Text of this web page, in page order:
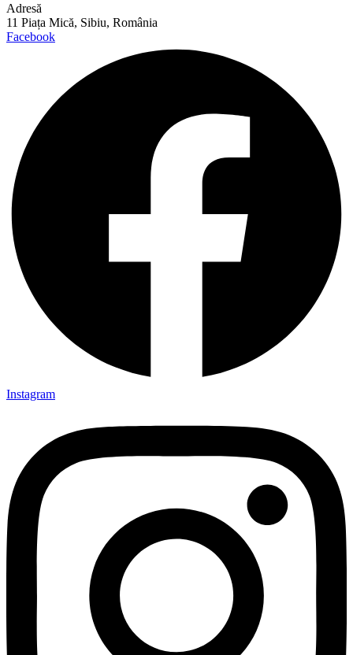
Adresă
11 Piața Mică, Sibiu, România
Facebook
Instagram